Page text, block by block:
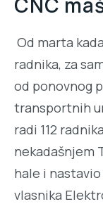
Od marta
radnika, za
od ponovnog
transportnih
radi 112
nekadašnjem
hale i
vlasnika